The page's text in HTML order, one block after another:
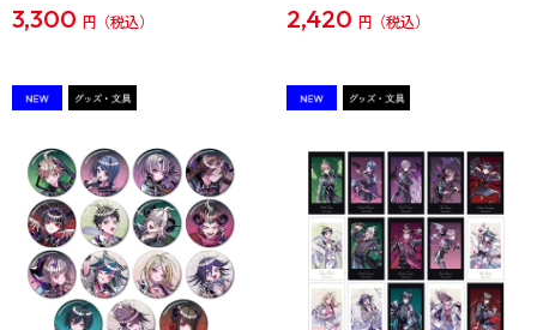
3,300 円 2,420 円